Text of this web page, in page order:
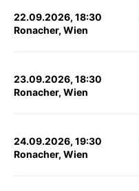
22.09.2026, 18:30
Ronacher, Wien
23.09.2026, 18:30
Ronacher, Wien
24.09.2026, 19:30
Ronacher, Wien